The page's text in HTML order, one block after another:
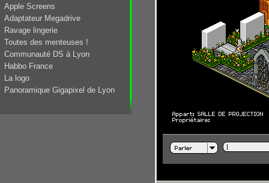
Apple Screens
Adaptateur Megadrive
Ravage lingerie
Toutes des menteuses !
Communauté DS à Lyon
Habbo France
La logo
Panoramique Gigapixel de Lyon